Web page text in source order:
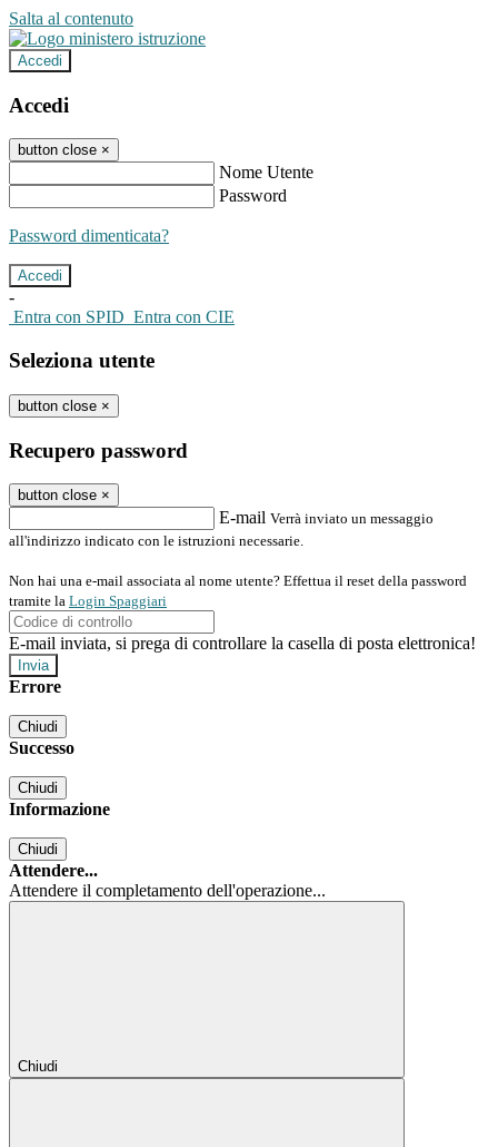
Salta al contenuto
Accedi
Accedi
button close ×
Nome Utente
Password
Password dimenticata?
-
Entra con SPID Entra con CIE
Seleziona utente
button close ×
Recupero password
button close ×
E-mail Verrà inviato un messaggio
all'indirizzo indicato con le istruzioni necessarie.
Non hai una e-mail associata al nome utente? Effettua il reset della password
tramite la Login Spaggiari
E-mail inviata, si prega di controllare la casella di posta elettronica!
Errore
Chiudi
Successo
Chiudi
Informazione
Chiudi
Attendere...
Attendere il completamento dell'operazione...
Chiudi